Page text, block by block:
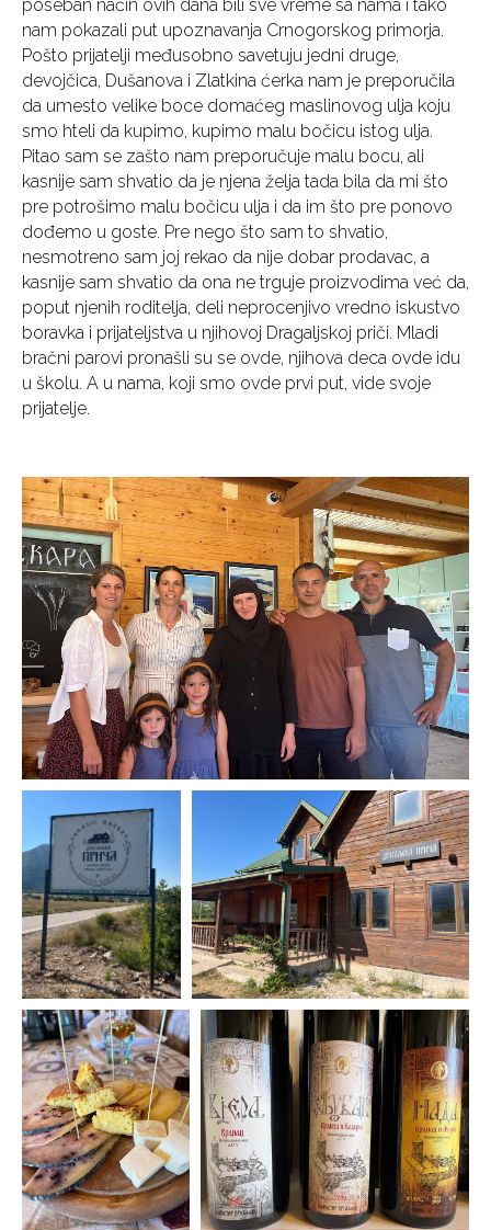
poseban način ovih dana bili sve vreme sa nama i tako
nam pokazali put upoznavanja Crnogorskog primorja.
Pošto prijatelji međusobno savetuju jedni druge,
devojčica, Dušanova i Zlatkina ćerka nam je preporučila
da umesto velike boce domaćeg maslinovog ulja koju
smo hteli da kupimo, kupimo malu bočicu istog ulja.
Pitao sam se zašto nam preporučuje malu bocu, ali
kasnije sam shvatio da je njena želja tada bila da mi što
pre potrošimo malu bočicu ulja i da im što pre ponovo
dođemo u goste. Pre nego što sam to shvatio,
nesmotreno sam joj rekao da nije dobar prodavac, a
kasnije sam shvatio da ona ne trguje proizvodima već da,
poput njenih roditelja, deli neprocenjivo vredno iskustvo
boravka i prijateljstva u njihovoj Dragaljskoj priči. Mladi
bračni parovi pronašli su se ovde, njihova deca ovde idu
u školu. A u nama, koji smo ovde prvi put, vide svoje
prijatelje.